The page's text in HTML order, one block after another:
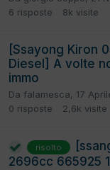
6 risposte 8k visite
[Ssayong Kiron
Diesel] A volte
immo
Da falamesca, 17
0 risposte 2,6k visite
risolto
2696cc 665925